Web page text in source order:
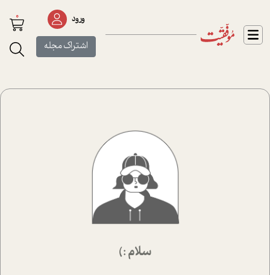
ورود
اشتراک مجله
0
سلام :)